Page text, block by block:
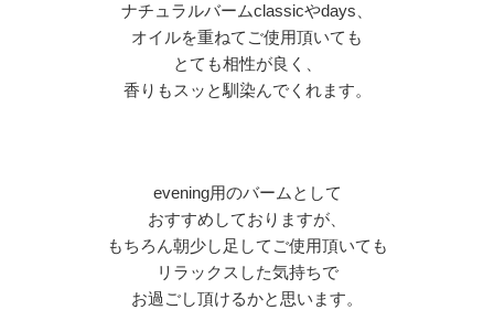
ナチュラルバームclassicやdays
オイルを重ねてご使用頂いても
とても相性が良く、
香りもスッと馴染んでくれます。
evening用のバームとして
おすすめしておりますが、
もちろん朝少し足してご使用頂いても
リラックスした気持ちで
お過ごし頂けるかと思います。